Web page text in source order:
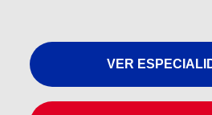
VER